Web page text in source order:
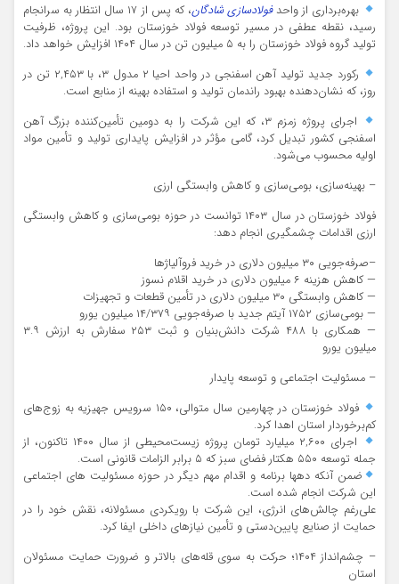
بهره‌برداری از واحدفولادسازی شادگان
، که پس از ۱۷ سال انتظار به سرانجام
رسید، نقطه عطفی در مسیر توسعه فولاد خوزستان بود. این پروژه، ظرفیت
تولید گروه فولاد خوزستان را به ۵ میلیون تن در سال ۱۴۰۴ افزایش خواهد داد.
رکورد جدید تولید آهن اسفنجی در واحد احیا ۲ مدول ۳، با ۲,۴۵۳ تن در
روز، که نشان‌دهنده بهبود راندمان تولید و استفاده بهینه از منابع است.
اجرای پروژه زمزم ۳، که این شرکت را به دومین تأمین‌کننده بزرگ آهن
اسفنجی کشور تبدیل کرد، گامی مؤثر در افزایش پایداری تولید و تأمین مواد
اولیه محسوب می‌شود.
– بهینه‌سازی، بومی‌سازی و کاهش وابستگی ارزی
فولاد خوزستان در سال ۱۴۰۳ توانست در حوزه بومی‌سازی و کاهش وابستگی
ارزی اقدامات چشمگیری انجام دهد:
–صرفه‌جویی ۳۰ میلیون دلاری در خرید فروآلیاژها
— کاهش هزینه ۶ میلیون دلاری در خرید اقلام نسوز
— کاهش وابستگی ۳۰ میلیون دلاری در تأمین قطعات و تجهیزات
— بومی‌سازی ۱۷۵۲ آیتم جدید با صرفه‌جویی ۱۴/۳۷۹ میلیون یورو
— همکاری با ۴۸۸ شرکت دانش‌بنیان و ثبت ۲۵۳ سفارش به ارزش ۳.۹
میلیون یورو
– مسئولیت اجتماعی و توسعه پایدار
فولاد خوزستان در چهارمین سال متوالی، ۱۵۰ سرویس جهیزیه به زوج‌های
کم‌برخوردار استان اهدا کرد.
اجرای ۲,۶۰۰ میلیارد تومان پروژه زیست‌محیطی از سال ۱۴۰۰ تاکنون، از
جمله توسعه ۵۵۰ هکتار فضای سبز که ۵ برابر الزامات قانونی است.
ضمن آنکه دهها برنامه و اقدام مهم دیگر در حوزه مسئولیت های اجتماعی
این شرکت انجام شده است.
علی‌رغم چالش‌های انرژی، این شرکت با رویکردی مسئولانه، نقش خود را در
حمایت از صنایع پایین‌دستی و تأمین نیازهای داخلی ایفا کرد.
– چشم‌انداز ۱۴۰۴؛ حرکت به سوی قله‌های بالاتر و ضرورت حمایت مسئولان
استان